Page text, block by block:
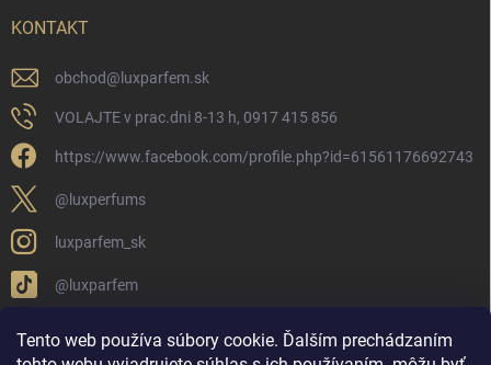
Tento web používa súbory cookie. Ďalším prechádzaním
KONTAKT
obchod@ luxparfem.sk
VOLAJTE v prac.dni 8-13 h, 0917 415 856
https://www.facebook.com/profile.php?id=61561176692743
@luxperfums
luxparfem_sk
@luxparfem